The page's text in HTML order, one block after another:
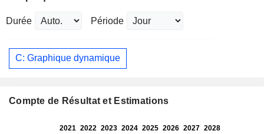
Durée Période
C: Graphique dynamique
Compte de Résultat et Estimations